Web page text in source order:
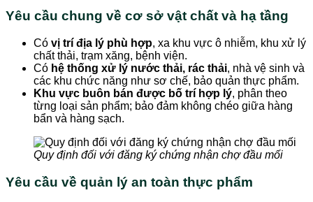
Yêu cầu chung về cơ sở vật chất và hạ tầng
Có vị trí địa lý phù hợp, xa khu vực ô nhiễm, khu xử lý
chất thải, trạm xăng, bệnh viện.
Có hệ thống xử lý nước thải, rác thải, nhà vệ sinh và
các khu chức năng như sơ chế, bảo quản thực phẩm.
Khu vực buôn bán được bố trí hợp lý, phân theo
từng loại sản phẩm; bảo đảm không chéo giữa hàng
bẩn và hàng sạch.
Quy định đối với đăng ký chứng nhận chợ đầu mối
Yêu cầu về quản lý an toàn thực phẩm